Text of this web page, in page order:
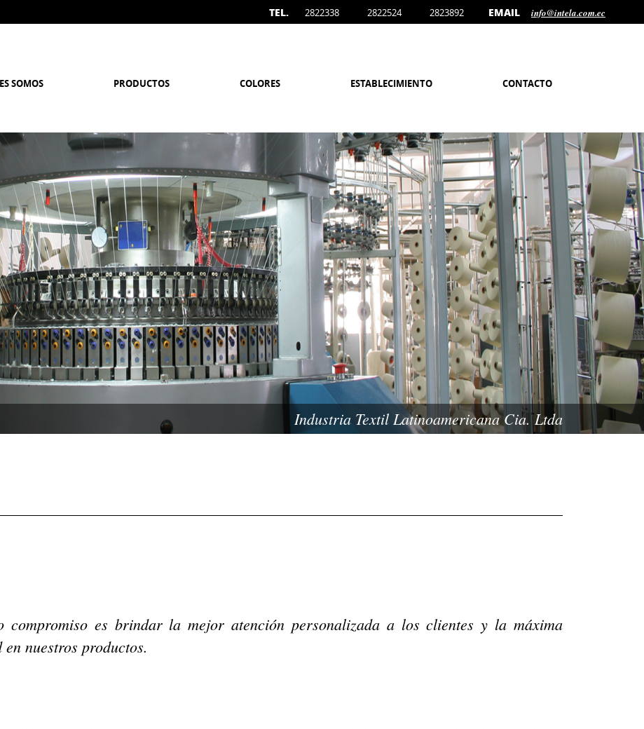
TEL. 2822338 2822524 2823892 EMAIL info@intela.com.ec
SOMOS PRODUCTOS COLORES ESTABLECIMIENTO CONTACTO
Industria Textil Latinoamericana Cia. Ltda
compromiso es brindar la mejor atención personalizada a los clientes y la máxima
nuestros productos.